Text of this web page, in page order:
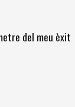
del meu èxit